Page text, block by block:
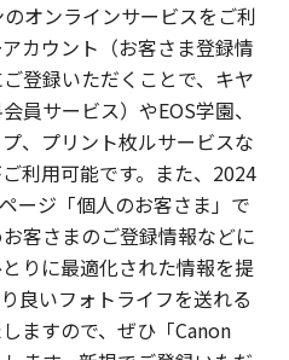
のオンラインサービスをご利
カウント（お客さま登録情
登録いただくことで、キヤ
員サービス）やEOS学園、
、プリント枚ルサービスな
利用可能です。また、2024
ージ「個人のお客さま」で
客さまのご登録情報などに
りに最適化された情報を提
良いフォトライフを送れる
ますので、ぜひ「Canon